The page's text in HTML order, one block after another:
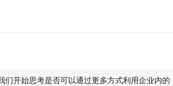
开始思考是否可以通过更多方式利用企业内的